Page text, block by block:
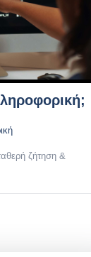
ζήτηση &